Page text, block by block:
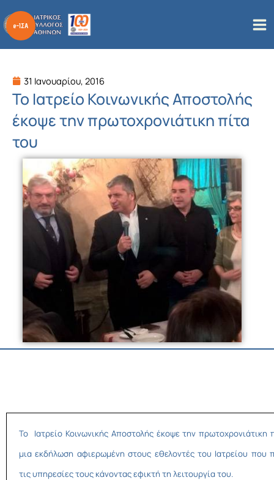
στο
περιεχόμενο
31 Ιανουαρίου, 2016
Το Ιατρείο Κοινωνικής Αποστολής
έκοψε την πρωτοχρονιάτικη πίτα
του
Το Ιατρείο Κοινωνικής Αποστολής έκοψε την πρωτοχρονιάτικη
μια εκδήλωση αφιερωμένη στους εθελοντές του Ιατρείου που
τις υπηρεσίες τους κάνοντας εφικτή τη λειτουργία του.